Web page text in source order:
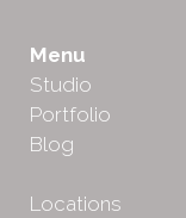
Menu
Studio
Portfolio
Blog
Locations